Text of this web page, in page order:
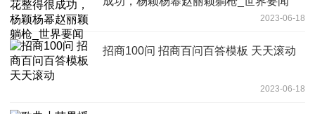
2023-06-18
招商100问 招商百问百答模板 天天滚动
2023-06-18